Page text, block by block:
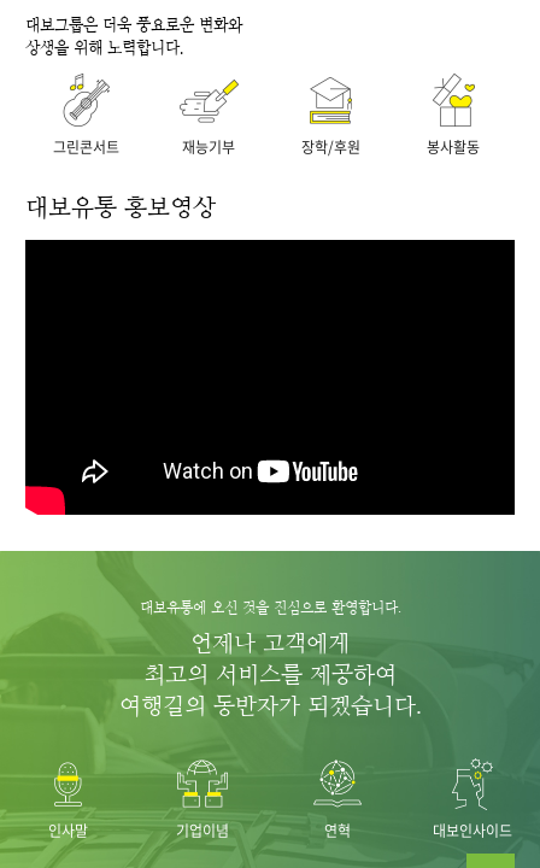
대보그룹은 더욱 풍요로운 변화와
상생을 위해 노력합니다.
그린콘서트 재능기부 장학/후원 봉사활동
대보유통 홍보영상
대보유통에 오신 것을 진심으로 환영합니다.
언제나 고객에게
최고의 서비스를 제공하여
여행길의 동반자가 되겠습니다.
인사말 기업이념 연혁 대보인사이드